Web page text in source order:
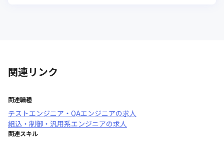
関連リンク
関連職種
テストエンジニア・QAエンジニアの求人
組込・制御・汎用系エンジニアの求人
関連スキル